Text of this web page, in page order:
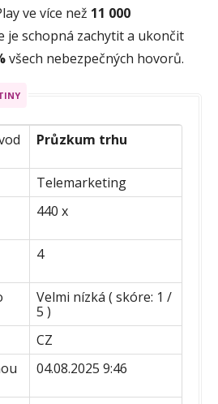
ve více než 11 000
je schopná zachytit a ukončit
všech nebezpečných hovorů.
Průzkum trhu
Telemarketing
440 x
4
Velmi nízká ( skóre: 1 /
5 )
CZ
04.08.2025 9:46